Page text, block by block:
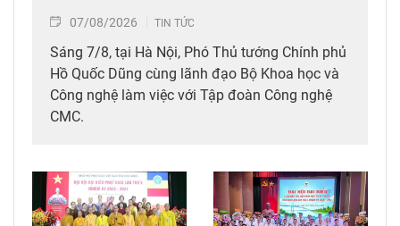
07/08/2026 TIN TỨC
Sáng 7/8, tại Hà Nội, Phó Thủ tướng Chính phủ
Hồ Quốc Dũng cùng lãnh đạo Bộ Khoa học và
Công nghệ làm việc với Tập đoàn Công nghệ
CMC.